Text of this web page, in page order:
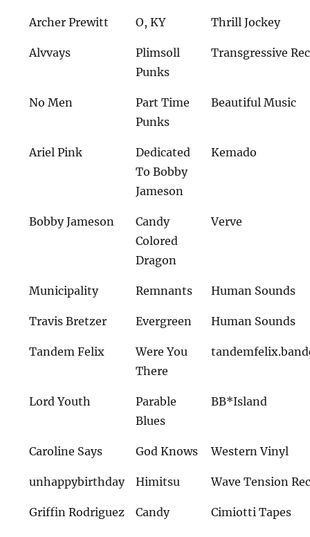
Archer Prewitt O, KY Thrill Jockey
Alvvays
Plimsoll
Punks
Transgressive
No Men
Part Time
Punks
Beautiful Music
Ariel Pink
Dedicated
To Bobby
Jameson
Kemado
Bobby Jameson
Candy
Colored
Dragon
Verve
Municipality Remnants Human Sounds
Travis Bretzer Evergreen Human Sounds
Tandem Felix
Were You
There
Lord Youth
Parable
Blues
BB*Island
Caroline Says God Knows Western Vinyl
unhappybirthday Himitsu Wave Tension
Griffin Rodriguez Candy Cimiotti Tapes